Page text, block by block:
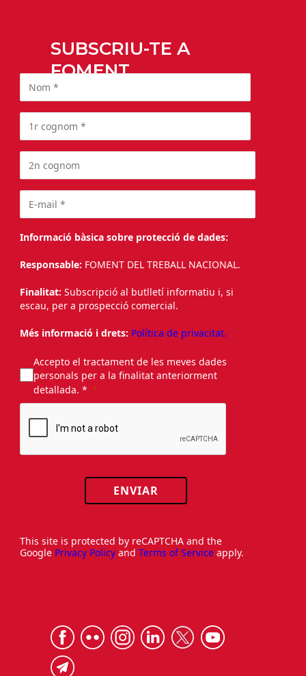
SUBSCRIU-TE A
FOMENT
Informació bàsica sobre protecció de dades:
Responsable: FOMENT DEL TREBALL NACIONAL.
Finalitat: Subscripció al butlletí informatiu i, si
escau, per a prospecció comercial.
Més informació i drets: Política de privacitat.
Accepto el tractament de les meves dades
personals per a la finalitat anteriorment
detallada. *
ENVIAR
This site is protected by reCAPTCHA and the
Google Privacy Policy and Terms of Service apply.